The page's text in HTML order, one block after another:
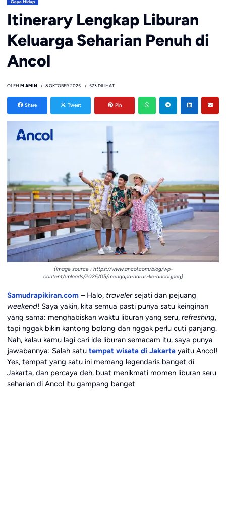
Gaya Hidup
Itinerary Lengkap Liburan
Keluarga Seharian Penuh di
Ancol
OLEH M AMIN 8 OKTOBER 2025 573 DILIHAT
Share Tweet Pin
(image source : https://www.ancol.com/blog/wp-
content/uploads/2025/05/mengapa-harus-ke-ancol.jpeg)
Samudrapikiran.com– Halo, travelersejati dan pejuang
weekend! Saya yakin, kita semua pasti punya satu keinginan
yang sama: menghabiskan waktu liburan yang seru, refreshing,
tapi nggak bikin kantong bolong dan nggak perlu cuti panjang.
Nah, kalau kamu lagi cari ide liburan semacam itu, saya punya
jawabannya: Salah satu tempat wisata di Jakartayaitu Ancol!
Yes, tempat yang satu ini memang legendaris banget di
Jakarta, dan percaya deh, buat menikmati momen liburan seru
seharian di Ancol itu gampang banget.